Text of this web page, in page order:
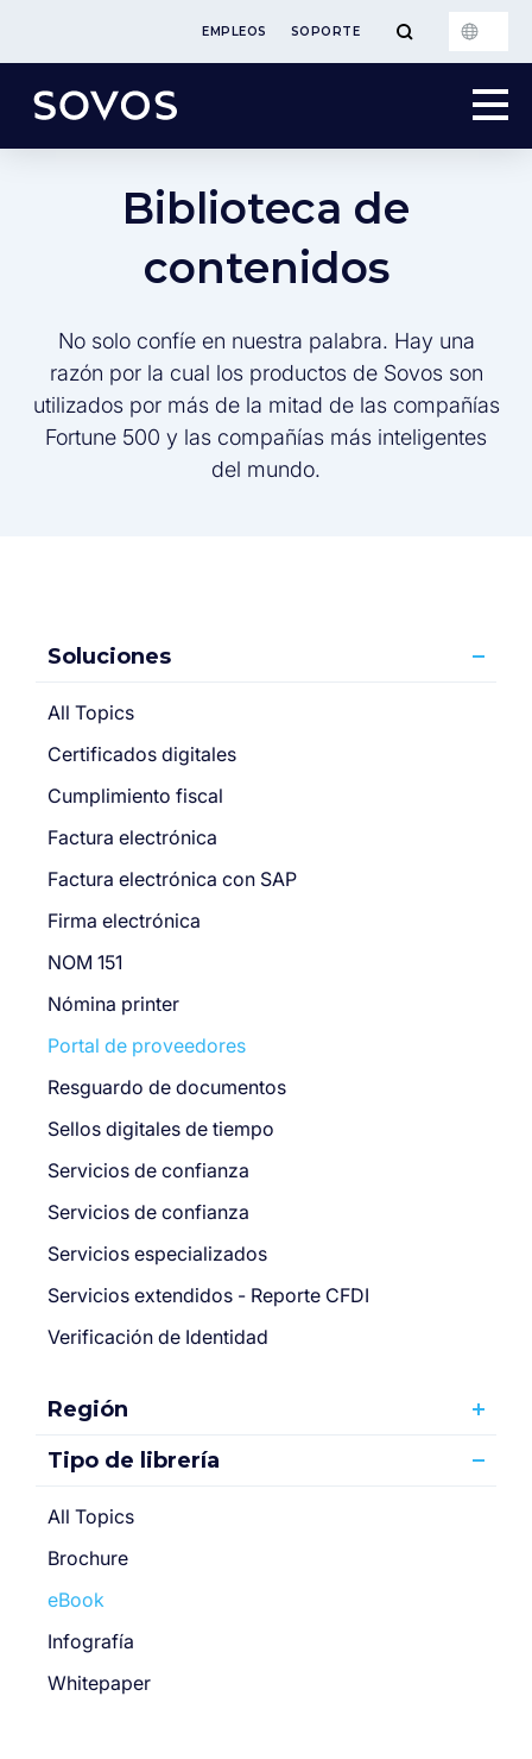
EMPLEOS SOPORTE
Biblioteca de
contenidos
No solo confíe en nuestra palabra. Hay una
razón por la cual los productos de Sovos son
utilizados por más de la mitad de las compañías
Fortune 500 y las compañías más inteligentes
del mundo.
Soluciones
All Topics
Certificados digitales
Cumplimiento fiscal
Factura electrónica
Factura electrónica con SAP
Firma electrónica
NOM 151
Nómina printer
Portal de proveedores
Resguardo de documentos
Sellos digitales de tiempo
Servicios de confianza
Servicios de confianza
Servicios especializados
Servicios extendidos - Reporte CFDI
Verificación de Identidad
Región
Tipo de librería
All Topics
Brochure
eBook
Infografía
Whitepaper